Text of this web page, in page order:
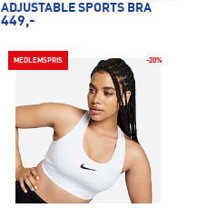
ADJUSTABLE SPORTS BRA
449,-
MEDLEMSPRIS -20%